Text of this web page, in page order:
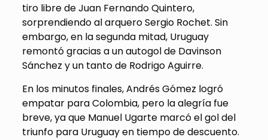
tiro libre de Juan Fernando Quintero,
sorprendiendo al arquero Sergio Rochet. Sin
embargo, en la segunda mitad, Uruguay
remontó gracias a un autogol de Davinson
Sánchez y un tanto de Rodrigo Aguirre.
En los minutos finales, Andrés Gómez logró
empatar para Colombia, pero la alegría fue
breve, ya que Manuel Ugarte marcó el gol del
triunfo para Uruguay en tiempo de descuento.